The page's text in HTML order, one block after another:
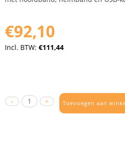
€92,10
Incl. BTW: €111,44
Toevoegen aan